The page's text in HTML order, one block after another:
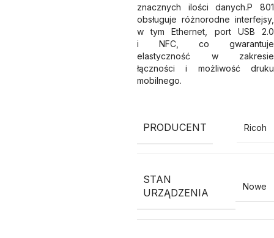
znacznych ilości danych.P 801
obsługuje różnorodne interfejsy,
w tym Ethernet, port USB 2.0
i NFC, co gwarantuje
elastyczność w zakresie
łączności i możliwość druku
mobilnego.
PRODUCENT Ricoh
STAN
URZĄDZENIA
Nowe